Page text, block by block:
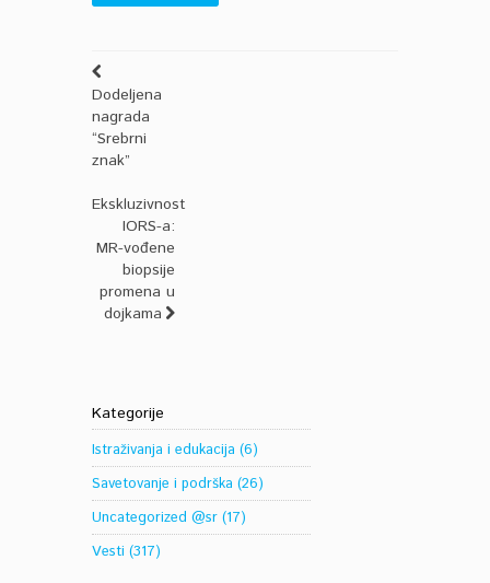
Dodeljena
nagrada
“Srebrni
znak”
Ekskluzivnost
IORS-a:
MR-vođene
biopsije
promena u
dojkama
Kategorije
Istraživanja i edukacija (6)
Savetovanje i podrška (26)
Uncategorized @sr (17)
Vesti (317)